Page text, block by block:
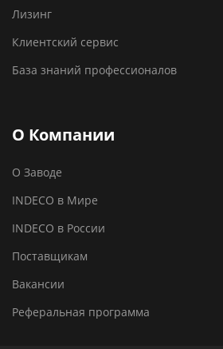
Лизинг
Клиентский сервис
База знаний профессионалов
О Компании
О Заводе
INDECO в Мире
INDECO в России
Поставщикам
Вакансии
Реферальная программа